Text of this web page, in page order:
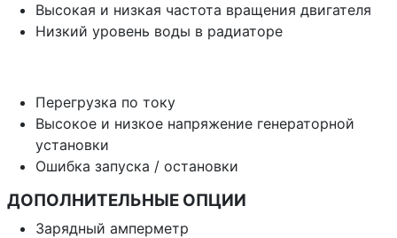
Высокая и низкая частота вращения двигателя
Низкий уровень воды в радиаторе
Перегрузка по току
Высокое и низкое напряжение генераторной
установки
Ошибка запуска / остановки
ДОПОЛНИТЕЛЬНЫЕ ОПЦИИ
Зарядный амперметр